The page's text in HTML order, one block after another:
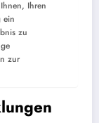
Ihren
ein
zu
zur